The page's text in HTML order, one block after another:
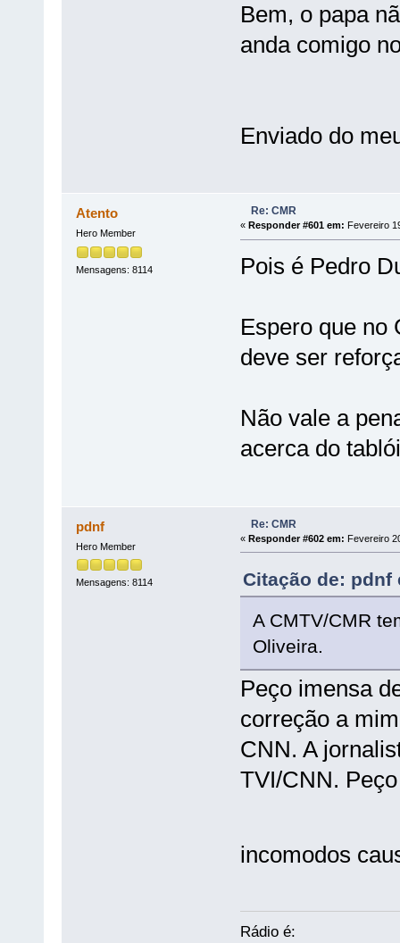
Bem, o papa
anda comigo
Enviado do
Atento
Hero Member
Mensagens: 8114
Re: CMR
« Responder #601 em: Fevereiro
Pois é Pedro
Espero que no
deve ser
Não vale a
acerca do
pdnf
Hero Member
Mensagens: 8114
Re: CMR
« Responder #602 em: Fevereiro
Citação de: pdnf
A CMTV/CMR
Oliveira.
Peço imensa
correção a
CNN. A
TVI/CNN.
incomodos
Rádio é: